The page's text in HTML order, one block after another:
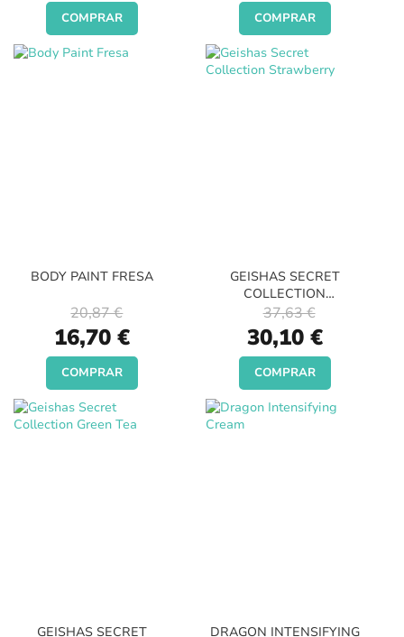
COMPRAR COMPRAR
BODY PAINT FRESA
Special
Price
16,70 €
20,87 €
COMPRAR
GEISHAS SECRET
COLLECTION
STRAWBERRY
Special
Price
30,10 €
37,63 €
COMPRAR
GEISHAS SECRET DRAGON INTENSIFYING